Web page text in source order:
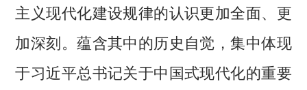
主义现代化建设规律的认识更加全面、更
加深刻。蕴含其中的历史自觉，集中体现
于习近平总书记关于中国式现代化的重要